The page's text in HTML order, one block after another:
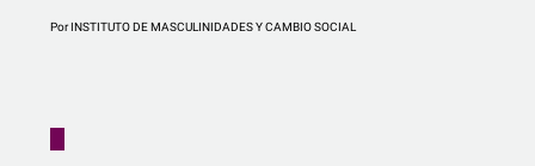
PorINSTITUTO DE MASCULINIDADES Y CAMBIO SOCIAL